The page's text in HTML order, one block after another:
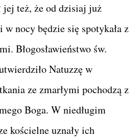
jej też, że od dzisiaj już
nocy będzie się spotykała z
Błogosławieństwo św.
Natuzzę w
ze zmarłymi pochodzą z
Boga. W niedługim
kościelne uznały ich